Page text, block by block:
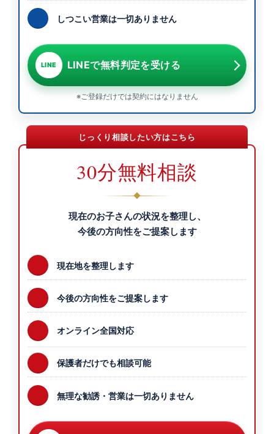
しつこい営業は一切ありません
LINE LINEで無料判定を受ける
※ご登録だけでは契約にはなりません
じっくり相談したい方はこちら
30分無料相談
現在のお子さんの状況を整理し、
今後の方向性をご提案します
現在地を整理します
今後の方向性をご提案します
オンライン全国対応
保護者だけでも相談可能
無理な勧誘・営業は一切ありません